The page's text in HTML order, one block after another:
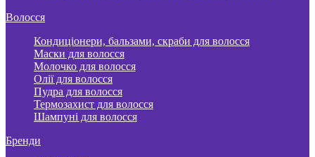
Волосся
Кондиціонери, бальзами, скраби для волосся
Маски для волосся
Молочко для волосся
Олії для волосся
Пудра для волосся
Термозахист для волосся
Шампуні для волосся
Бренди